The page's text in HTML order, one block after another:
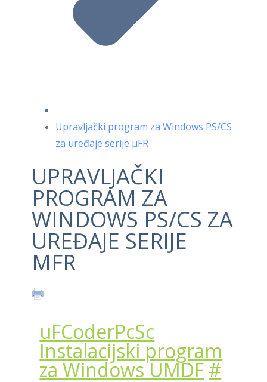
Upravljački program za Windows PS/CS
za uređaje serije μFR
UPRAVLJAČKI
PROGRAM ZA
WINDOWS PS/CS ZA
UREĐAJE SERIJE
ΜFR
uFCoderPcSc
Instalacijski program
za Windows UMDF#